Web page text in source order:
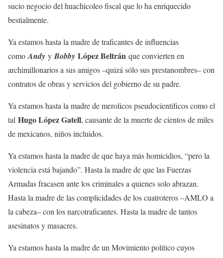
sucio negocio del huachicoleo fiscal que lo ha enriquecido
bestialmente.
Ya estamos hasta la madre de traficantes de influencias
como Andy y Bobby López Beltrán que convierten en
archimillonarios a sus amigos –quizá sólo sus prestanombres– con
contratos de obras y servicios del gobierno de su padre.
Ya estamos hasta la madre de merolicos pseudocientíficos como el
tal Hugo López Gatell, causante de la muerte de cientos de miles
de mexicanos, niños incluidos.
Ya estamos hasta la madre de que haya más homicidios, “pero la
violencia está bajando”. Hasta la madre de que las Fuerzas
Armadas fracasen ante los criminales a quienes solo abrazan.
Hasta la madre de las complicidades de los cuatroteros –AMLO a
la cabeza– con los narcotraficantes. Hasta la madre de tantos
asesinatos y masacres.
Ya estamos hasta la madre de un Movimiento político cuyos